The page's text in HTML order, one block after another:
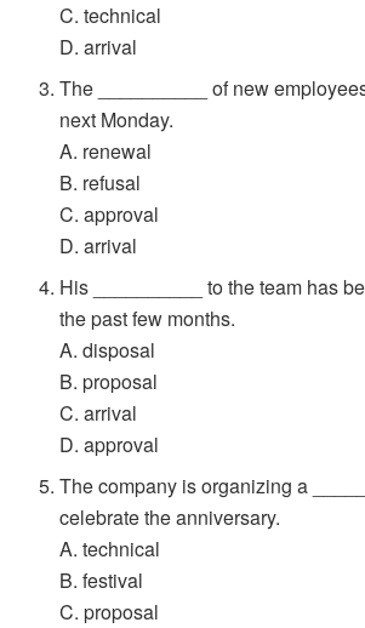
C. technical
D. arrival
The __________ of new
next Monday.
A. renewal
B. refusal
C. approval
D. arrival
His __________ to the team has
the past few months.
A. disposal
B. proposal
C. arrival
D. approval
The company is organizing a
celebrate the anniversary.
A. technical
B. festival
C. proposal